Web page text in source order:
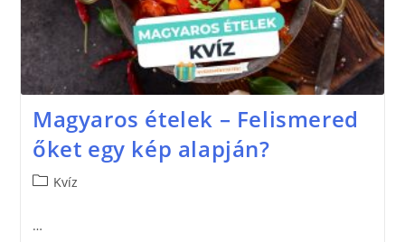
Magyaros ételek – Felismered
őket egy kép alapján?
Kvíz
…